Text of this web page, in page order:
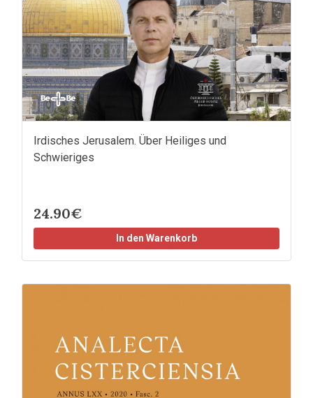
Irdisches Jerusalem. Über Heiliges und
Schwieriges
24.90€
In den Warenkorb